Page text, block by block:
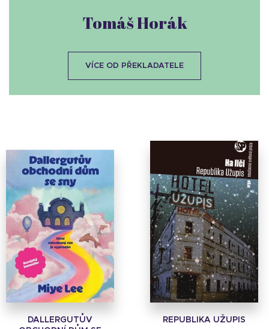
DALLERGUTŮV
REPUBLIKA UŽUPIS
Tomáš Horák
VÍCE OD PŘEKLADATELE